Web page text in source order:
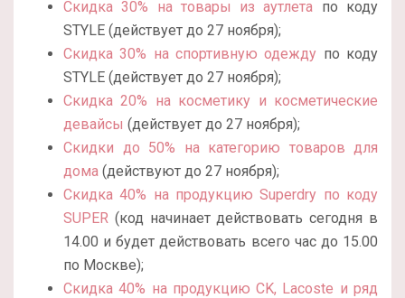
Скидка 30% на товары из аутлета по коду
STYLE (действует до 27 ноября);
Скидка 30% на спортивную одежду по коду
STYLE (действует до 27 ноября);
Скидка 20% на косметику и косметические
девайсы (действует до 27 ноября);
Скидки до 50% на категорию товаров для
дома (действуют до 27 ноября);
Скидка 40% на продукцию Superdry по коду
SUPER (код начинает действовать сегодня в
14.00 и будет действовать всего час до 15.00
по Москве);
Скидка 40% на продукцию CK, Lacoste и ряд